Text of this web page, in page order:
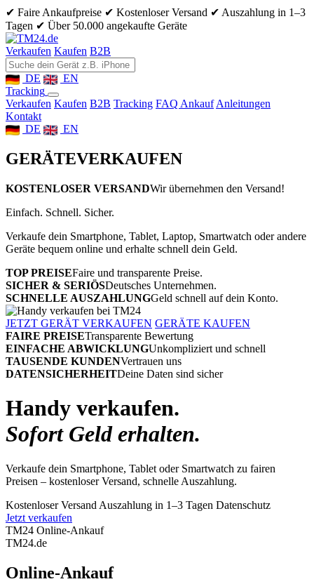
✔ Faire Ankaufpreise ✔ Kostenloser Versand ✔ Auszahlung in 1–3
Tagen ✔ Über 50.000 angekaufte Geräte
Verkaufen Kaufen B2B
DE
EN
Tracking
Verkaufen Kaufen B2B Tracking FAQ Ankauf Anleitungen
Kontakt
DE
EN
GERÄTEVERKAUFEN
KOSTENLOSER VERSANDWir übernehmen den Versand!
Einfach. Schnell. Sicher.
Verkaufe dein Smartphone, Tablet, Laptop, Smartwatch oder andere
Geräte bequem online und erhalte schnell dein Geld.
TOP PREISEFaire und transparente Preise.
SICHER & SERIÖSDeutsches Unternehmen.
SCHNELLE AUSZAHLUNGGeld schnell auf dein Konto.
JETZT GERÄT VERKAUFEN GERÄTE KAUFEN
FAIRE PREISETransparente Bewertung
EINFACHE ABWICKLUNGUnkompliziert und schnell
TAUSENDE KUNDENVertrauen uns
DATENSICHERHEITDeine Daten sind sicher
Handy verkaufen.
Sofort Geld erhalten.
Verkaufe dein Smartphone, Tablet oder Smartwatch zu fairen
Preisen – kostenloser Versand, schnelle Auszahlung.
Kostenloser Versand Auszahlung in 1–3 Tagen Datenschutz
Jetzt verkaufen
TM24 Online-Ankauf
TM24.de
Online-Ankauf